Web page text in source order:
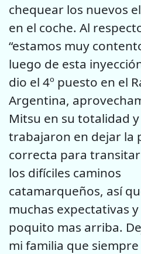
chequear los nuevos
en el coche. Al
“estamos muy
luego de esta
dio el 4º puesto en el
Argentina,
Mitsu en su totalidad
trabajaron en dejar la
correcta para transitar
los difíciles caminos
catamarqueños, así
muchas expectativas
poquito mas arriba.
mi familia que